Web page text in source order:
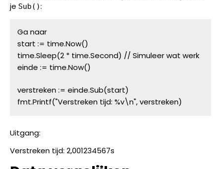
je Sub():
Ga naar
start := time.Now()
time.Sleep(2 * time.Second) // Simuleer wat werk
einde := time.Now()
verstreken := einde.Sub(start)
fmt.Printf("Verstreken tijd: %v\n", verstreken)
Uitgang:
Verstreken tijd: 2,001234567s